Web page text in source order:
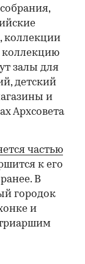
коллекции
коллекцию
залы для
детский
и
Архсовета
частью
к его
В
городок
и